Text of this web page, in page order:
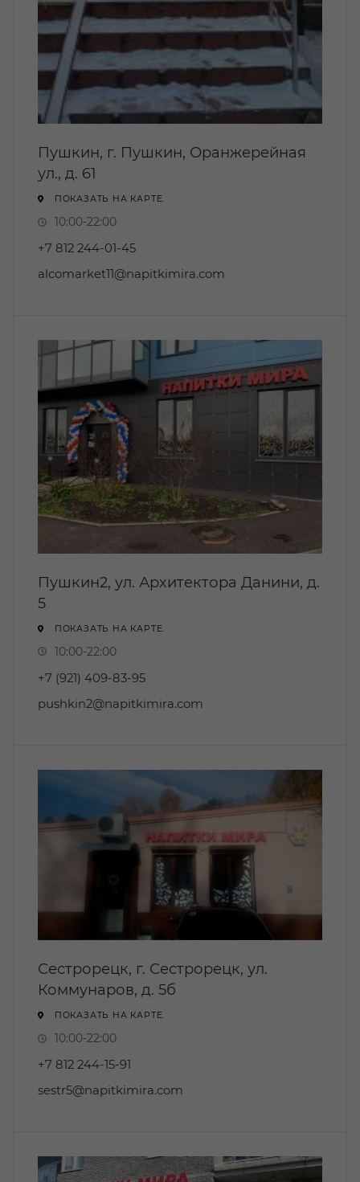
Пушкин, г. Пушкин, Оранжерейная
ул., д. 61
ПОКАЗАТЬ НА КАРТЕ.
10:00-22:00
+7 812 244-01-45
alcomarket11@napitkimira.com
Пушкин2, ул. Архитектора Данини, д.
5
ПОКАЗАТЬ НА КАРТЕ.
10:00-22:00
+7 (921) 409-83-95
pushkin2@napitkimira.com
Сестрорецк, г. Сестрорецк, ул.
Коммунаров, д. 5б
ПОКАЗАТЬ НА КАРТЕ.
10:00-22:00
+7 812 244-15-91
sestr5@napitkimira.com